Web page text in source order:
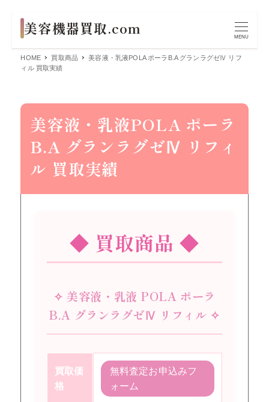
MENU
HOME 買取商品
美容液・乳液POLA ポーラB.A グランラグゼⅣ リフ
ィル 買取実績
美容液・乳液POLA ポーラ
B.A グランラグゼⅣ リフィ
ル 買取実績
◆ 買取商品 ◆
✧ 美容液・乳液 POLA ポーラ
B.A グランラグゼⅣ リフィル ✧
買取価
格
無料査定お申込みフ
ォーム